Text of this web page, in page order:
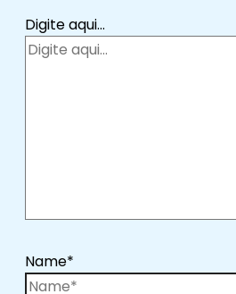
Digite aqui...
Name*